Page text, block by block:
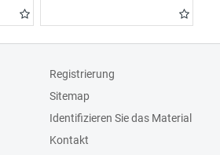
Registrierung
Sitemap
Identifizieren Sie das Material
Kontakt